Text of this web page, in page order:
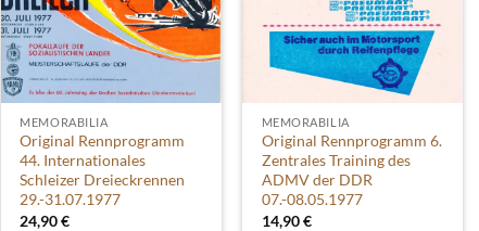
MEMORABILIA
Original Rennprogramm
44. Internationales
Schleizer Dreieckrennen
29.-31.07.1977
24,90€
MEMORABILIA
Original Rennprogramm 6.
Zentrales Training des
ADMV der DDR
07.-08.05.1977
14,90€